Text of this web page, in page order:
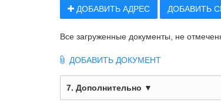
ДОБАВИТЬ АДРЕС ДОБАВИТЬ
Все загруженные документы, не
ДОБАВИТЬ ДОКУМЕНТ
7. Дополнительно ▼